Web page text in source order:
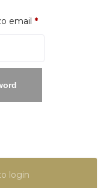
email *Richiesto
login